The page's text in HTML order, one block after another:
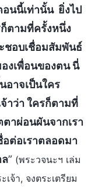
อนนี้เท่านั้น ยิ่งไป
ตามที่ครั้งหนึ่ง
ชอบเชื่อมสัมพันธ์
งเพื่อนของตน นี่
อาจเป็นใคร
าว่า ใครก็ตามที่
ตาผ่อนผันจากเรา
ต่อเราตลอดมา
ล” (พระวจนะฯ เล่ม
จ้า, จงตระเตรียม